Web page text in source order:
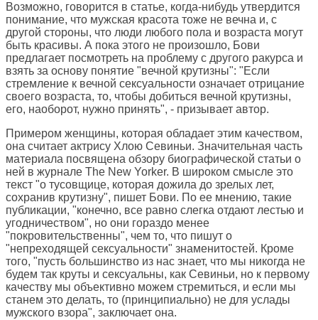
Возможно, говорится в статье, когда-нибудь утвердится
понимание, что мужская красота тоже не вечна и, с
другой стороны, что люди любого пола и возраста могут
быть красивы. А пока этого не произошло, Бови
предлагает посмотреть на проблему с другого ракурса и
взять за основу понятие "вечной крутизны": "Если
стремление к вечной сексуальности означает отрицание
своего возраста, то, чтобы добиться вечной крутизны,
его, наоборот, нужно принять", - призывает автор.
Примером женщины, которая обладает этим качеством,
она считает актрису Хлою Севиньи. Значительная часть
материала посвящена обзору биографической статьи о
ней в журнале The New Yorker. В широком смысле это
текст "о тусовщице, которая дожила до зрелых лет,
сохранив крутизну", пишет Бови. По ее мнению, такие
публикации, "конечно, все равно слегка отдают лестью и
угодничеством", но они гораздо менее
"покровительственны", чем то, что пишут о
"непреходящей сексуальности" знаменитостей. Кроме
того, "пусть большинство из нас знает, что мы никогда не
будем так круты и сексуальны, как Севиньи, но к первому
качеству мы объективно можем стремиться, и если мы
станем это делать, то (принципиально) не для услады
мужского взора", заключает она.